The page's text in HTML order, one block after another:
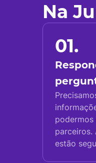
Na
01.
podermos
parceiros.
estão